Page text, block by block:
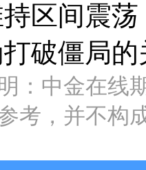
区间震
破僵局
：中金在线
考，并不构